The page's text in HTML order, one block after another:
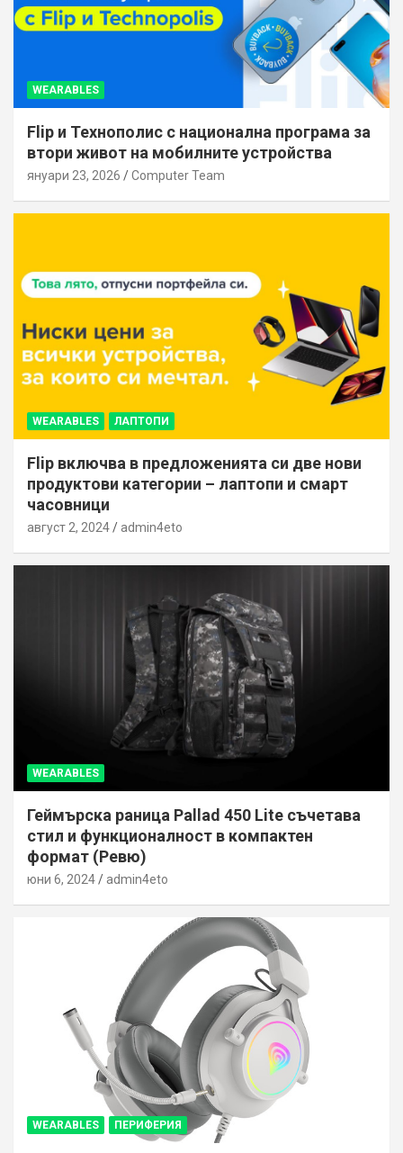
WEARABLES
Flip и Технополис с национална програма за
втори живот на мобилните устройства
януари 23, 2026 Computer Team
WEARABLES ЛАПТОПИ
Flip включва в предложенията си две нови
продуктови категории – лаптопи и смарт
часовници
август 2, 2024 admin4eto
WEARABLES
Геймърска раница Pallad 450 Lite съчетава
стил и функционалност в компактен
формат (Ревю)
юни 6, 2024 admin4eto
WEARABLES ПЕРИФЕРИЯ